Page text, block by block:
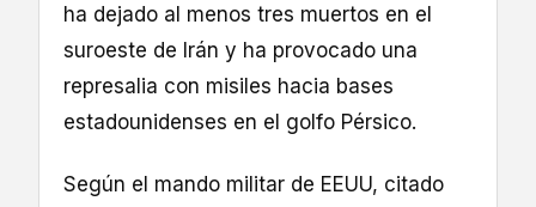
ha dejado al menos tres muertos en el
suroeste de Irán y ha provocado una
represalia con misiles hacia bases
estadounidenses en el golfo Pérsico.
Según el mando militar de EEUU, citado